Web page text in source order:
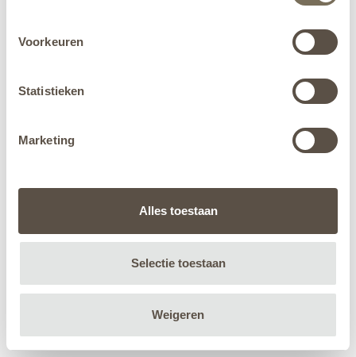
Voorkeuren
Statistieken
Marketing
Alles toestaan
Selectie toestaan
Weigeren